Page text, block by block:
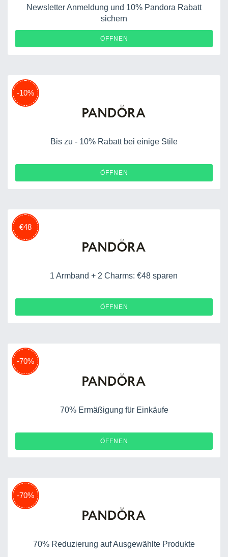
Newsletter Anmeldung und 10% Pandora Rabatt
sichern
ÖFFNEN
-10%
Bis zu - 10% Rabatt bei einige Stile
ÖFFNEN
€48
1 Armband + 2 Charms: €48 sparen
ÖFFNEN
-70%
70% Ermäßigung für Einkäufe
ÖFFNEN
-70%
70% Reduzierung auf Ausgewählte Produkte